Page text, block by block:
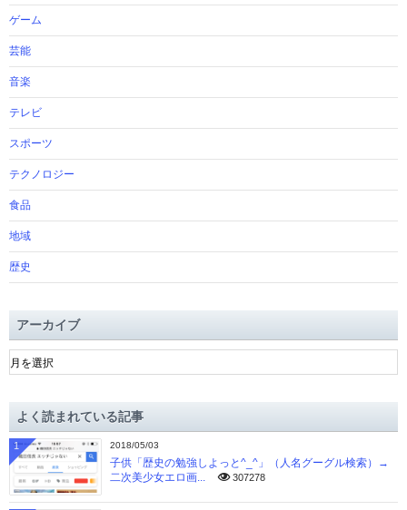
ゲーム
芸能
音楽
テレビ
スポーツ
テクノロジー
食品
地域
歴史
アーカイブ
ア
ー
ブよく読まれている記事
2018/05/03
子供「歴史の勉強しよっと^_^」（人名グーグル検索）→
二次美少女エロ画...
307278
1